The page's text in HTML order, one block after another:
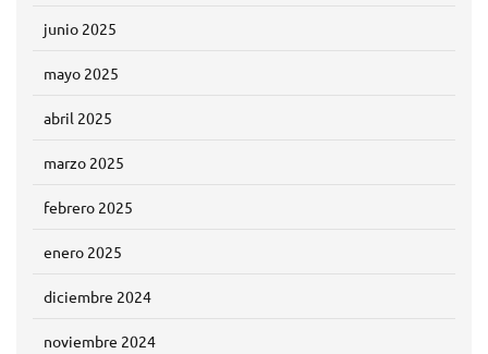
junio 2025
mayo 2025
abril 2025
marzo 2025
febrero 2025
enero 2025
diciembre 2024
noviembre 2024